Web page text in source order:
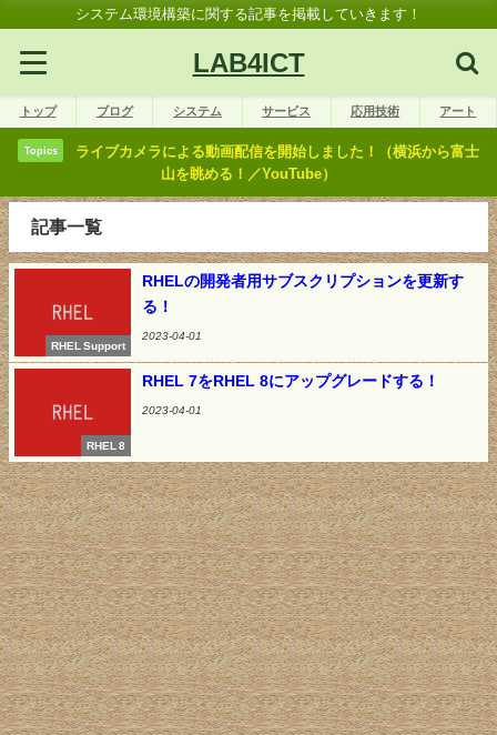
システム環境構築に関する記事を掲載していきます！
LAB4ICT
トップ ブログ システム サービス 応用技術 アート
Topics
ライブカメラによる動画配信を開始しました！（横浜から富士
山を眺める！／YouTube）
記事一覧
RHEL Support
RHELの開発者用サブスクリプションを更新す
る！
2023-04-01
RHEL 8
RHEL 7をRHEL 8にアップグレードする！
2023-04-01